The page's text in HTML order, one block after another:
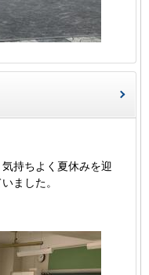
持ちよく夏休みを迎
ました。